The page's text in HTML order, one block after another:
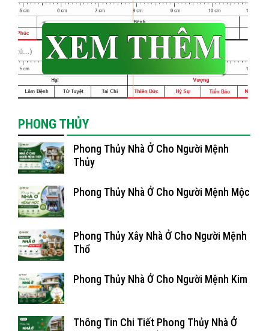
PHONG THỦY
Phong Thủy Nhà Ở Cho Người Mệnh
Thủy
Phong Thủy Nhà Ở Cho Người Mệnh Mộc
Phong Thủy Xây Nhà Ở Cho Người Mệnh
Thổ
Phong Thủy Nhà Ở Cho Người Mệnh Kim
Thông Tin Chi Tiết Phong Thủy Nhà Ở